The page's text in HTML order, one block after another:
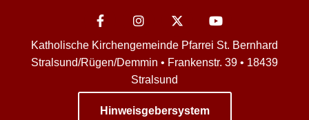
Katholische Kirchengemeinde Pfarrei St. Bernhard
Stralsund/Rügen/Demmin • Frankenstr. 39 • 18439
Stralsund
Hinweisgebersystem